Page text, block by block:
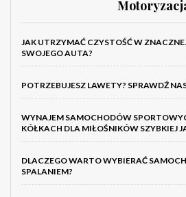
JAK UTRZYMAĆ CZYSTOŚĆ W
SWOJEGO AUTA?
POTRZEBUJESZ LAWETY? SPRAWDŹ
WYNAJEM SAMOCHODÓW
KÓŁKACH DLA MIŁOŚNIKÓW SZYBKIEJ
DLACZEGO WARTO WYBIERAĆ
SPALANIEM?